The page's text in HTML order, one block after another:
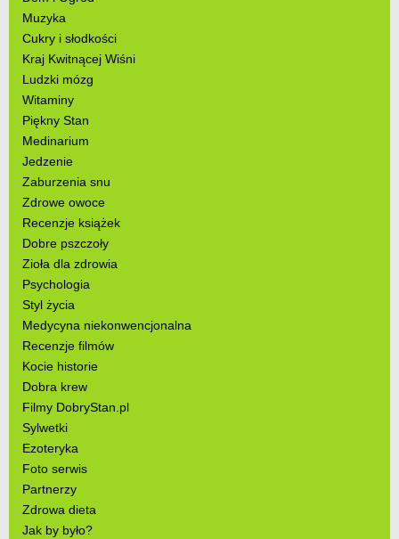
Muzyka
Cukry i słodkości
Kraj Kwitnącej Wiśni
Ludzki mózg
Witaminy
Piękny Stan
Medinarium
Jedzenie
Zaburzenia snu
Zdrowe owoce
Recenzje książek
Dobre pszczoły
Zioła dla zdrowia
Psychologia
Styl życia
Medycyna niekonwencjonalna
Recenzje filmów
Kocie historie
Dobra krew
Filmy DobryStan.pl
Sylwetki
Ezoteryka
Foto serwis
Partnerzy
Zdrowa dieta
Jak by było?